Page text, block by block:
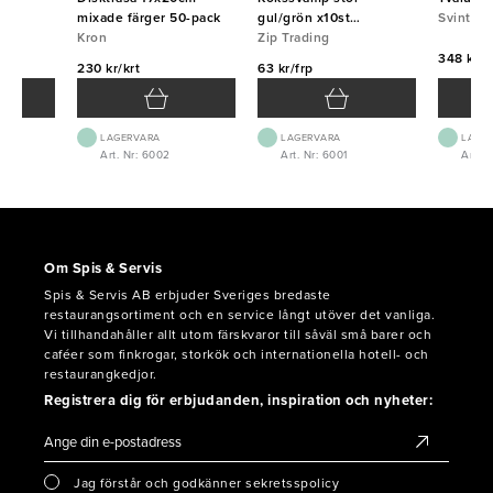
mixade färger 50-pack
Kron
230 kr/krt
LAGERVARA
Art. Nr: 6002
gul/grön x10st
15x7x4,5cm
Zip Trading
63 kr/frp
LAGERVARA
Art. Nr: 6001
Svinto
348 kr/
Art.
Om Spis & Servis
Spis & Servis AB erbjuder Sveriges bredaste
restaurangsortiment och en service långt utöver det vanliga.
Vi tillhandahåller allt utom färskvaror till såväl små barer och
caféer som finkrogar, storkök och internationella hotell- och
restaurangkedjor.
Registrera dig för erbjudanden, inspiration och nyheter:
Jag förstår och godkänner sekretsspolicy